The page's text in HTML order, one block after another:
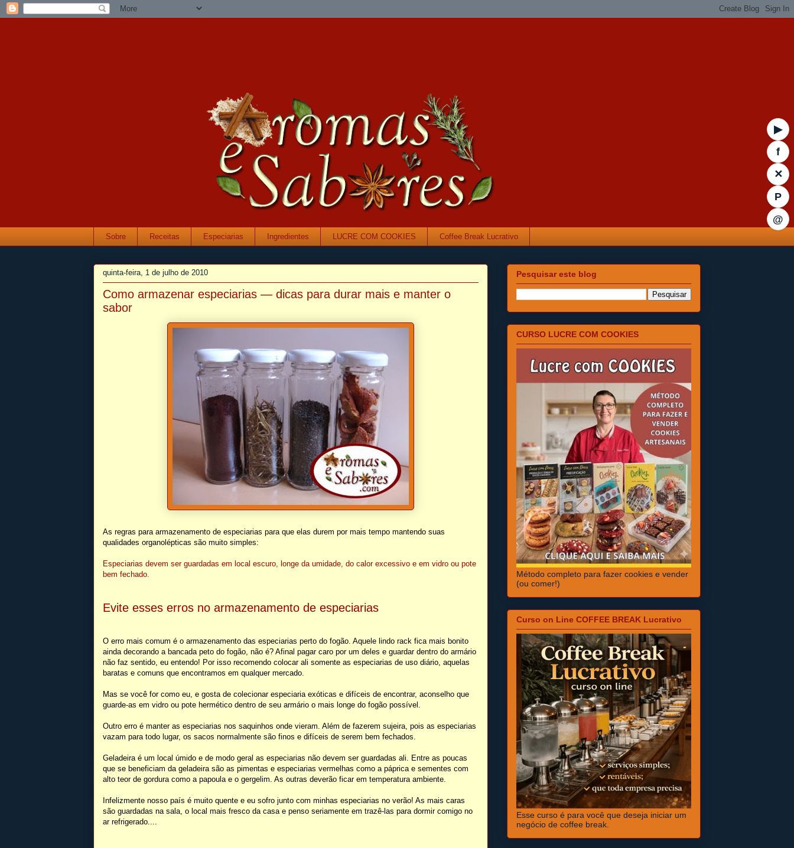
Sobre Receitas Especiarias Ingredientes LUCRE COM COOKIES Coffee Break Lucrativo
quinta-feira, 1 de julho de 2010
Como armazenar especiarias — dicas para durar mais e manter o
sabor
As regras para armazenamento de especiarias para que elas durem por mais tempo mantendo suas
qualidades organolépticas são muito simples:
Especiarias devem ser guardadas em local escuro, longe da umidade, do calor excessivo e em vidro ou pote
bem fechado.
Evite esses erros no armazenamento de especiarias
O erro mais comum é o armazenamento das especiarias perto do fogão. Aquele lindo rack fica mais bonito
ainda decorando a bancada peto do fogão, não é? Afinal pagar caro por um deles e guardar dentro do armário
não faz sentido, eu entendo! Por isso recomendo colocar ali somente as especiarias de uso diário, aquelas
baratas e comuns que encontramos em qualquer mercado.
Mas se você for como eu, e gosta de colecionar especiaria exóticas e difíceis de encontrar, aconselho que
guarde-as em vidro ou pote hermético dentro de seu armário o mais longe do fogão possível.
Outro erro é manter as especiarias nos saquinhos onde vieram. Além de fazerem sujeira, pois as especiarias
vazam para todo lugar, os sacos normalmente são finos e difíceis de serem bem fechados.
Geladeira é um local úmido e de modo geral as especiarias não devem ser guardadas ali. Entre as poucas
que se beneficiam da geladeira são as pimentas e especiarias vermelhas como a páprica e sementes com
alto teor de gordura como a papoula e o gergelim. As outras deverão ficar em temperatura ambiente.
Infelizmente nosso país é muito quente e eu sofro junto com minhas especiarias no verão! As mais caras
são guardadas na sala, o local mais fresco da casa e penso seriamente em trazê-las para dormir comigo no
ar refrigerado....
Pesquisar este blog
CURSO LUCRE COM COOKIES
Método completo para fazer cookies e vender
(ou comer!)
Curso on Line COFFEE BREAK Lucrativo
Esse curso é para você que deseja iniciar um
negócio de coffee break.
▶
f
✕
P
@